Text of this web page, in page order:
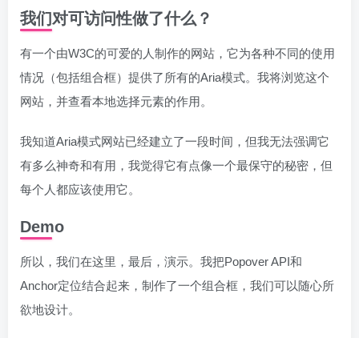
我们对可访问性做了什么？
有一个由W3C的可爱的人制作的网站，它为各种不同的使用
情况（包括组合框）提供了所有的Aria模式。我将浏览这个
网站，并查看本地选择元素的作用。
我知道Aria模式网站已经建立了一段时间，但我无法强调它
有多么神奇和有用，我觉得它有点像一个最保守的秘密，但
每个人都应该使用它。
Demo
所以，我们在这里，最后，演示。我把Popover API和
Anchor定位结合起来，制作了一个组合框，我们可以随心所
欲地设计。